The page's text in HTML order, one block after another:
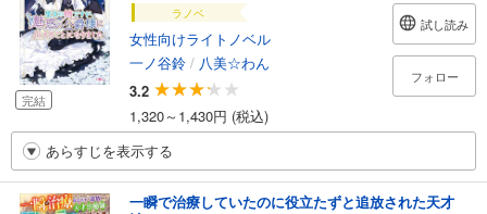
完結
ラノベ
女性向けライトノベル
一ノ谷鈴 / 八美☆わん
3.2
1,320～1,430円 (税込)
試し読み
フォロー
あらすじを表示する
一瞬で治療していたのに役立たずと追放された天才